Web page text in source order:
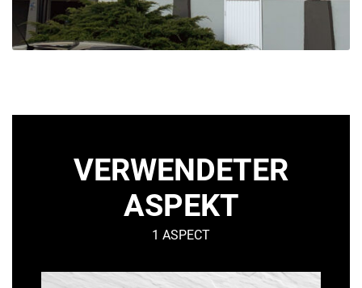
VERWENDETER
ASPEKT
1 ASPECT
PIERRE